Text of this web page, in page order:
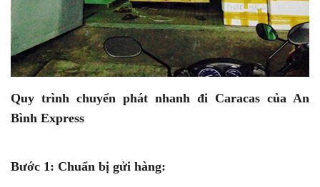
Quy trình chuyển phát nhanh đi Caracas của An
Bình Express
Bước 1: Chuẩn bị gửi hàng: